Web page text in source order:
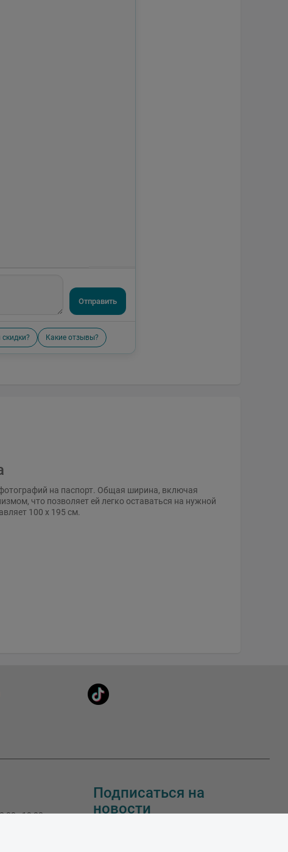
Отправить
Какие отзывы?
на паспорт. Общая ширина, включая
что позволяет ей легко оставаться на нужной
100 x 195 см.
- 19:00
Подписаться на
новости